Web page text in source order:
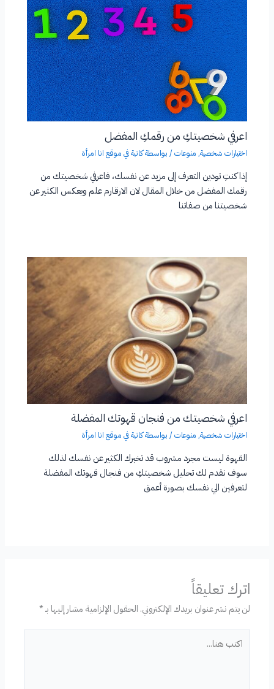
اعرفي شخصيتكِ من رقمكِ المفضل
اختبارات شخصية, منوعات/ بواسطةكاتبة في موقع انا امرأة
إذا كنتِ تودين التعرف إلى مزيد عن نفسك، فاعرفي شخصيتك من
رقمك المفضل من خلال المقال لان الارقارم علم ويعكس الكثير عن
شخصيتنا من صفاتنا
اعرفي شخصيتك من فنجان قهوتك المفضلة
اختبارات شخصية, منوعات/ بواسطةكاتبة في موقع انا امرأة
القهوة ليست مجرد مشروب قد تخبرك الكثير عن نفسك لذلك
سوف نقدم لك تحليل شخصيتكِ من فنجال قهوتك المفضلة
لتعرفين الي نفسك بصورة أعمق
اترك تعليقاً
لن يتم نشر عنوان بريدك الإلكتروني. الحقول الإلزامية مشار إليها بـ*
هنا...